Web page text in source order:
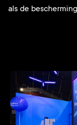
als de